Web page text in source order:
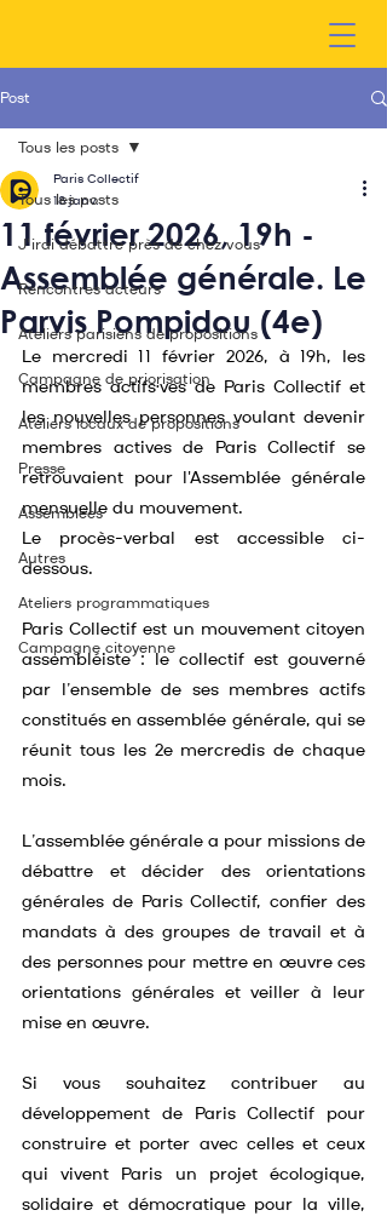
Post
Tous les posts
J'irai débattre près de chez vous
Rencontres acteurs
Ateliers parisiens de propositions
Campagne de priorisation
Ateliers locaux de propositions
Presse
Assemblées
Autres
Ateliers programmatiques
Campagne citoyenne
Tous les posts
11 février 2026, 19h -
Assemblée générale. Le
Parvis Pompidou (4e)
Paris Collectif
18 janv.
Le mercredi 11 février 2026, à 19h, les
membres actifs·ves de Paris Collectif et
les nouvelles personnes voulant devenir
membres actives de Paris Collectif se
retrouvaient pour l'Assemblée générale
mensuelle du mouvement.
Le procès-verbal est accessible ci-
dessous.
Paris Collectif est un mouvement citoyen
assembléiste : le collectif est gouverné
par l’ensemble de ses membres actifs
constitués en assemblée générale, qui se
réunit tous les 2e mercredis de chaque
mois.
L’assemblée générale a pour missions de
débattre et décider des orientations
générales de Paris Collectif, confier des
mandats à des groupes de travail et à
des personnes pour mettre en œuvre ces
orientations générales et veiller à leur
mise en œuvre.
Si vous souhaitez contribuer au
développement de Paris Collectif pour
construire et porter avec celles et ceux
qui vivent Paris un projet écologique,
solidaire et démocratique pour la ville,